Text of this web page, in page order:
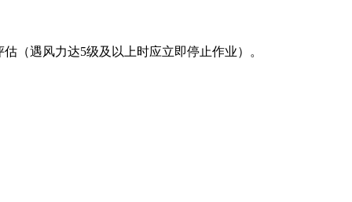
（遇风力达5级及以上时应立即停止作业）。